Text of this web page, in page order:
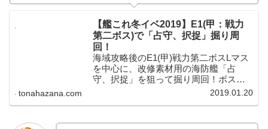
【艦これ冬イベ2019】E1(甲：戦力
第二ボス)で「占守、択捉」掘り周
回！
海域攻略後のE1(甲)戦力第二ボスLマス
を中心に、改修素材用の海防艦「占
守、択捉」を狙って掘り周回！ボス
「深海雨雲姫」が中々の堅さとなって
＆安定S勝利を狙えるようでした！
tonahazana.com 2019.01.20